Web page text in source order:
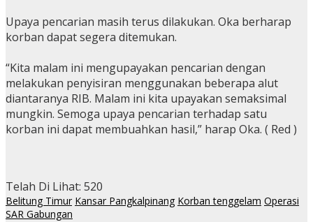
Upaya pencarian masih terus dilakukan. Oka berharap
korban dapat segera ditemukan.
“Kita malam ini mengupayakan pencarian dengan
melakukan penyisiran menggunakan beberapa alut
diantaranya RIB. Malam ini kita upayakan semaksimal
mungkin. Semoga upaya pencarian terhadap satu
korban ini dapat membuahkan hasil,” harap Oka. ( Red )
Telah Di Lihat: 520
Belitung Timur Kansar Pangkalpinang Korban tenggelam Operasi
SAR Gabungan